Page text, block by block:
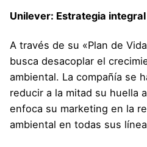
Unilever: Estrategia
A través de su «Plan de
busca desacoplar el
ambiental. La compañía se
reducir a la mitad su huella
enfoca su marketing en la
ambiental en todas sus